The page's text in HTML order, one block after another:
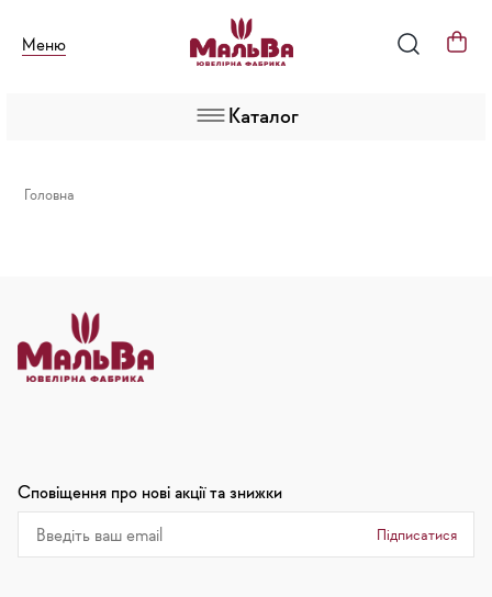
Меню
Каталог
Головна
Сповіщення про нові акції та знижки
Підписатися